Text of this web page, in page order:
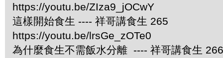
https://youtu.be/ZIza9_jOCwY
這樣開始食生 ---- 祥哥講食生 265
https://youtu.be/lrsGe_zOTe0
為什麼食生不需飯水分離 ---- 祥哥講食生 266